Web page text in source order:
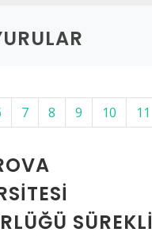
7 8 9 10 11
SÜREKLİ